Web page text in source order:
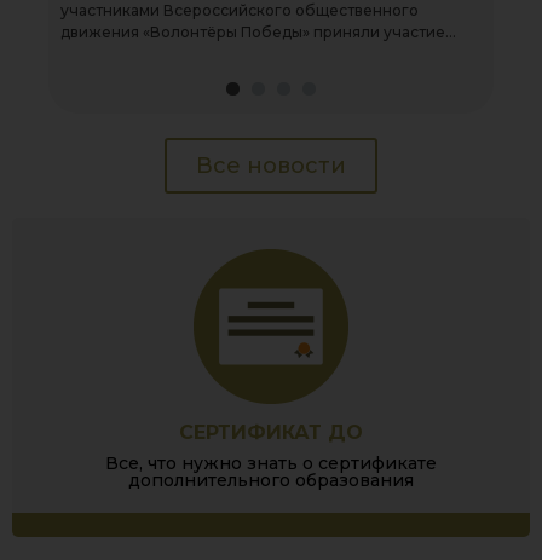
участниками Всероссийского общественного
движения «Волонтёры Победы» приняли участие...
Все новости
СЕРТИФИКАТ ДО
Все, что нужно знать о сертификате
дополнительного образования